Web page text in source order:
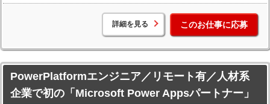
詳細を見る このお仕事に応募
PowerPlatformエンジニア／リモート有／人材系
企業で初の「Microsoft Power Appsパートナー」